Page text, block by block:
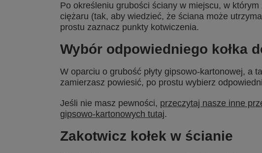
Po określeniu grubości ściany w miejscu, w którym
ciężaru (tak, aby wiedzieć, że ściana może
prostu zaznacz punkty kotwiczenia.
Wybór odpowiedniego kołka
W oparciu o grubość płyty gipsowo-kartonowej, a
zamierzasz powiesić, po prostu wybierz
Jeśli nie masz pewności, przeczytaj nasze inne
gipsowo-kartonowych tutaj.
Zakotwicz kołek w ścianie